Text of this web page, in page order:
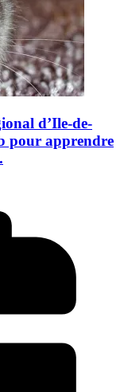
d’Ile-de-
pour apprendre